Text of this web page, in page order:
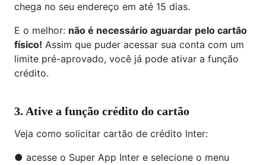
chega no seu endereço em até 15 dias.
E o melhor: não é necessário aguardar pelo cartão
físico! Assim que puder acessar sua conta com um
limite pré-aprovado, você já pode ativar a função
crédito.
3. Ative a função crédito do cartão
Veja como solicitar cartão de crédito Inter:
● acesse o Super App Inter e selecione o menu